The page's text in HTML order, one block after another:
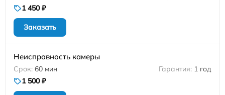
1 450 ₽
Заказать
Неисправность камеры
60 мин
1 год
1 500 ₽